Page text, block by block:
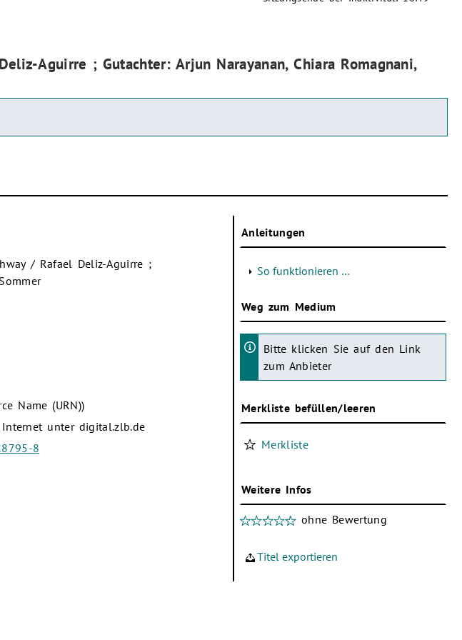
Aguirre ; Gutachter: Arjun Narayanan, Chiara Romagnani,
/ Rafael Deliz-Aguirre ;
Name (URN))
unter digital.zlb.de
8
Anleitungen
So funktionieren …
Weg zum Medium
Bitte klicken Sie auf den Link
zum Anbieter
Merkliste befüllen/leeren
Merkliste
Weitere Infos
ohne Bewertung
Titel exportieren